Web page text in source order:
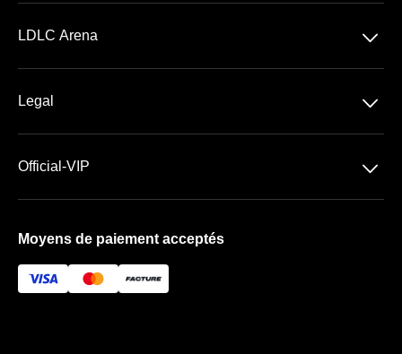
Sports
LDLC Arena 􀆈
Premium | Les Terrasses
Legal 􀆈
Official-VIP 􀆈
FAQ
Moyens de paiement acceptés